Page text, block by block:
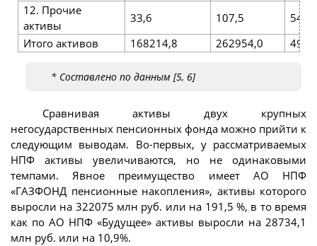
12. Прочие
активы
33,6 107,5
54,1
Итого активов
168214,8 262954,0
* Составлено по данным [5, 6]
Сравнивая активы двух крупных
негосударственных пенсионных фонда можно прийти к
следующим выводам. Во-первых, у рассматриваемых
НПФ активы увеличиваются, но не одинаковыми
темпами. Явное преимущество имеет АО НПФ
«ГАЗФОНД пенсионные накопления», активы которого
выросли на 322075 млн руб. или на 191,5 %, в то время
как по АО НПФ «Будущее» активы выросли на 28734,1
млн руб. или на 10,9%.